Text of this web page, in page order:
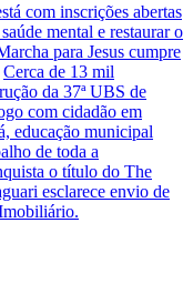
com inscrições abertas
mental e restaurar o
para Jesus cumpre
Cerca de 13 mil
da 37ª UBS de
com cidadão em
educação municipal
de toda a
o título do The
esclarece envio de